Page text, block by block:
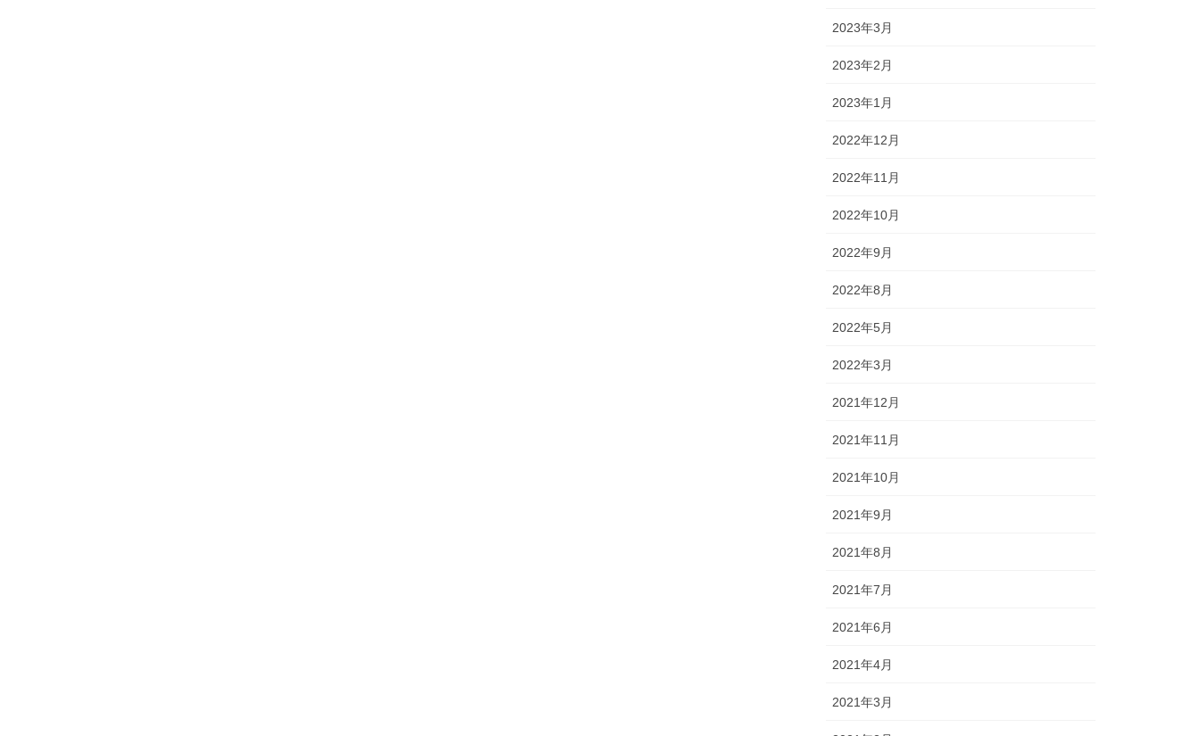
2023年3月
2023年2月
2023年1月
2022年12月
2022年11月
2022年10月
2022年9月
2022年8月
2022年5月
2022年3月
2021年12月
2021年11月
2021年10月
2021年9月
2021年8月
2021年7月
2021年6月
2021年4月
2021年3月